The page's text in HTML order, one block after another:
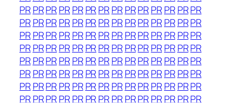
PRPRPRPRPR PRPRPRPRPRPRPR PRPR
PRPRPRPRPR PRPRPRPRPRPRPR PRPR
PRPRPRPRPR PRPRPRPRPRPRPR PRPR
PRPRPRPRPR PRPRPRPRPRPRPR PRPR
PRPRPRPRPR PRPRPRPRPRPRPR PRPR
PRPRPRPRPR PRPRPRPRPRPRPR PRPR
PRPRPRPRPR PRPRPRPRPRPRPR PRPR
PRPRPRPRPR PRPRPRPRPRPRPR PRPR